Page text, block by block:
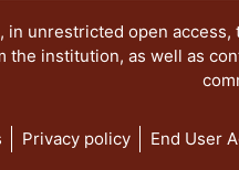
unrestricted open
the institution, as well as
Privacy policy End User